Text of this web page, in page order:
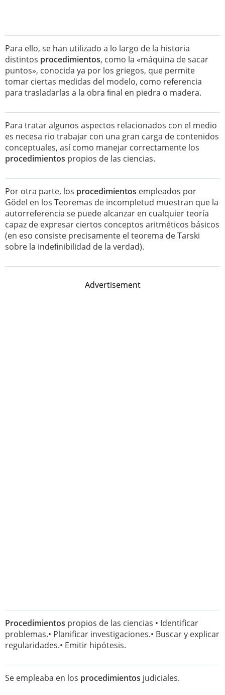
Para ello, se han utilizado a lo largo de la historia
distintos procedimientos, como la «máquina de sacar
puntos», conocida ya por los griegos, que permite
tomar ciertas medidas del modelo, como referencia
para trasladarlas a la obra ﬁnal en piedra o madera.
Para tratar algunos aspectos relacionados con el medio
es necesa rio trabajar con una gran carga de contenidos
conceptuales, así como manejar correctamente los
procedimientos propios de las ciencias.
Por otra parte, los procedimientos empleados por
Gödel en los Teoremas de incompletud muestran que la
autorreferencia se puede alcanzar en cualquier teoría
capaz de expresar ciertos conceptos aritméticos básicos
(en eso consiste precisamente el teorema de Tarski
sobre la indeﬁnibilidad de la verdad).
Advertisement
Procedimientos propios de las ciencias • Identificar
problemas.• Planificar investigaciones.• Buscar y explicar
regularidades.• Emitir hipótesis.
Se empleaba en los procedimientos judiciales.